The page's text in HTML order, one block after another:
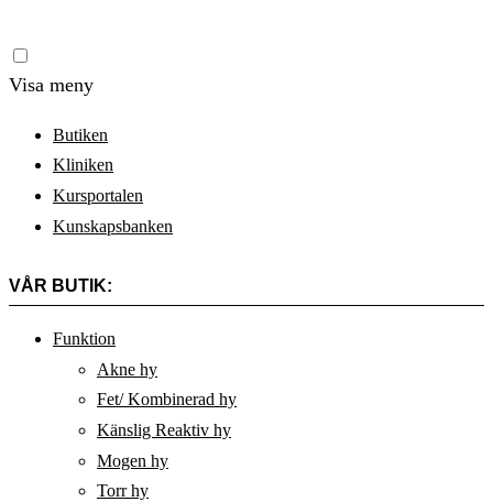
Visa meny
Butiken
Kliniken
Kursportalen
Kunskapsbanken
VÅR BUTIK:
Funktion
Akne hy
Fet/ Kombinerad hy
Känslig Reaktiv hy
Mogen hy
Torr hy